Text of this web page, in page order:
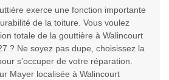
exerce une fonction importante
de la toiture. Vous voulez
totale de la gouttière à Walincourt
? Ne soyez pas dupe, choisissez la
s’occuper de votre réparation.
Mayer localisée à Walincourt